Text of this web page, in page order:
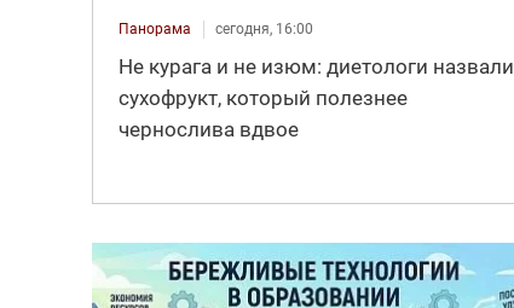
Панорама сегодня, 16:00
Не курага и не изюм: диетологи назвали
сухофрукт, который полезнее
чернослива вдвое